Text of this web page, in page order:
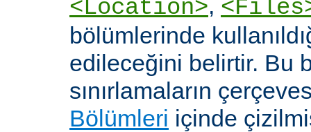
<Location>,
bölümlerinde
edileceğini belirtir. Bu
sınırlamaların
Bölümleri içinde